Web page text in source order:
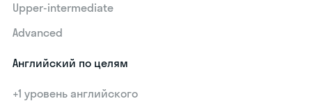
Upper-intermediate
Advanced
Английский по целям
+1 уровень английского